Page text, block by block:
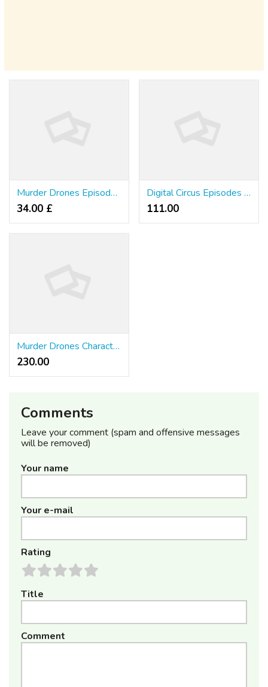
Murder Drones Episodes Complete Guide to Every Season and Key Moments
34.00 £
Digital Circus Episodes Reviews Highlights and Episode Guides for Viewers
111.00 ₹
Murder Drones Characters Meet the Cast of the Dark Animated Series and Their Roles
230.00 ₹
Comments
Leave your comment (spam and offensive messages
will be removed)
Your name
Your e-mail
Rating
Title
Comment